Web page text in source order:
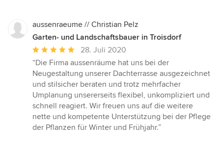
aussenraeume // Christian Pelz
Garten- und Landschaftsbauer in Troisdorf
Durchschnittliche
Bewertung:
5
von
5
Sternen
28. Juli 2020
“Die Firma aussenräume hat uns bei der
Neugestaltung unserer Dachterrasse ausgezeichnet
und stilsicher beraten und trotz mehrfacher
Umplanung unsererseits flexibel, unkompliziert und
schnell reagiert. Wir freuen uns auf die weitere
nette und kompetente Unterstützung bei der Pflege
der Pflanzen für Winter und Frühjahr.”